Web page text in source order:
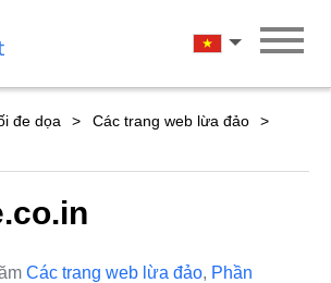
Tiếng Việt
đe dọa
Các trang web lừa đảo
Các trang web lừa đảo, Phần